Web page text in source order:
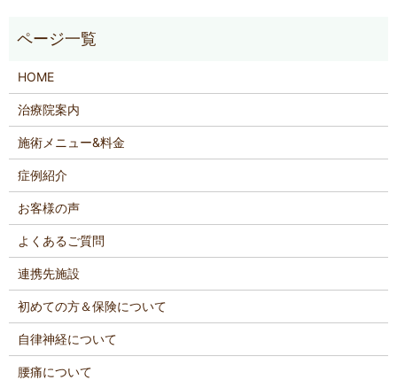
HOME
治療院案内
施術メニュー&料金
症例紹介
お客様の声
よくあるご質問
連携先施設
初めての方＆保険について
自律神経について
腰痛について